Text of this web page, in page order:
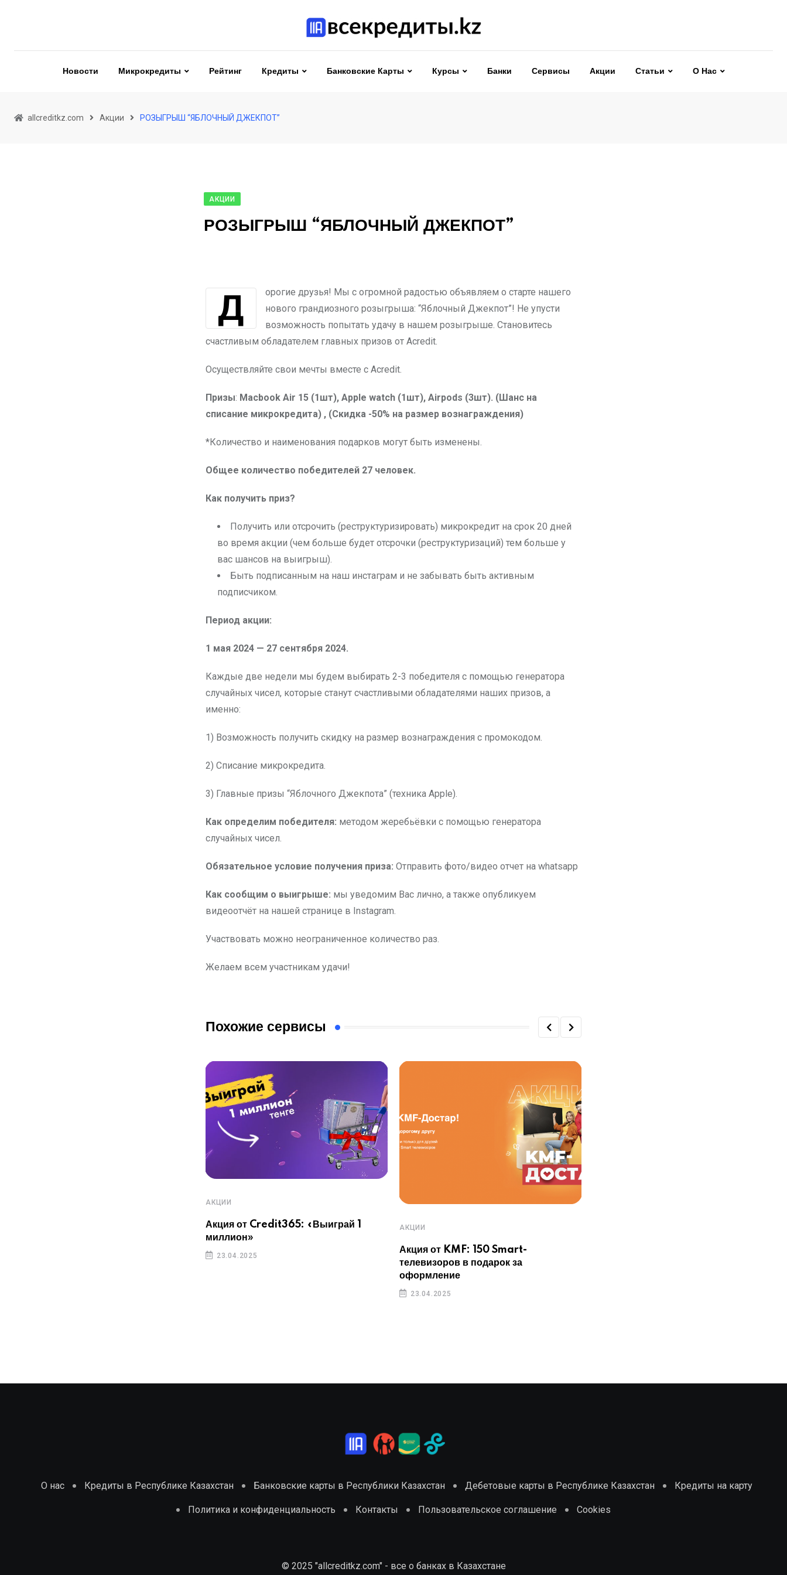
Новости Микрокредиты Рейтинг Кредиты Банковские Карты Курсы Банки Сервисы Акции Статьи О Нас
allcreditkz.com Акции РОЗЫГРЫШ “ЯБЛОЧНЫЙ ДЖЕКПОТ”
АКЦИИ
РОЗЫГРЫШ “ЯБЛОЧНЫЙ ДЖЕКПОТ”
Дорогие друзья! Мы с огромной радостью объявляем о старте нашего
нового грандиозного розыгрыша: “Яблочный Джекпот”! Не упусти
возможность попытать удачу в нашем розыгрыше. Становитесь
счастливым обладателем главных призов от Acredit.
Осуществляйте свои мечты вместе с Acredit.
Призы: Macbook Air 15 (1шт), Apple watch (1шт), Airpods (3шт). (Шанс на
списание микрокредита) , (Скидка -50% на размер вознаграждения)
*Количество и наименования подарков могут быть изменены.
Общее количество победителей 27 человек.
Как получить приз?
Получить или отсрочить (реструктуризировать) микрокредит на срок 20 дней
во время акции (чем больше будет отсрочки (реструктуризаций) тем больше у
вас шансов на выигрыш).
Быть подписанным на наш инстаграм и не забывать быть активным
подписчиком.
Период акции:
1 мая 2024 — 27 сентября 2024.
Каждые две недели мы будем выбирать 2-3 победителя с помощью генератора
случайных чисел, которые станут счастливыми обладателями наших призов, а
именно:
1) Возможность получить скидку на размер вознаграждения с промокодом.
2) Списание микрокредита.
3) Главные призы “Яблочного Джекпота” (техника Apple).
Как определим победителя: методом жеребьёвки с помощью генератора
случайных чисел.
Обязательное условие получения приза: Отправить фото/видео отчет на whatsapp
Как сообщим о выигрыше: мы уведомим Вас лично, а также опубликуем
видеоотчёт на нашей странице в Instagram.
Участвовать можно неограниченное количество раз.
Желаем всем участникам удачи!
Похожие сервисы
АКЦИИ
Акция от Credit365: «Выиграй 1
миллион»
23.04.2025
АКЦИИ
Акция от KMF: 150 Smart-
телевизоров в подарок за
оформление
23.04.2025
О нас Кредиты в Республике Казахстан Банковские карты в Республики Казахстан Дебетовые карты в Республике Казахстан Кредиты на карту
Политика и конфиденциальность Контакты Пользовательское соглашение Cookies
© 2025 "allcreditkz.com" - все о банках в Казахстане